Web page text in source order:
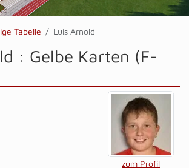
Tabelle Luis Arnold
: Gelbe Karten (F-
zum Profil